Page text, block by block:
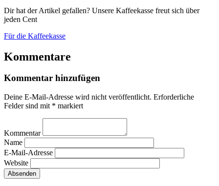
Dir hat der Artikel gefallen? Unsere Kaffeekasse freut sich über
jeden Cent
Für die Kaffeekasse
Kommentare
Kommentar hinzufügen
Deine E-Mail-Adresse wird nicht veröffentlicht. Erforderliche
Felder sind mit * markiert
Kommentar
Name
E-Mail-Adresse
Website